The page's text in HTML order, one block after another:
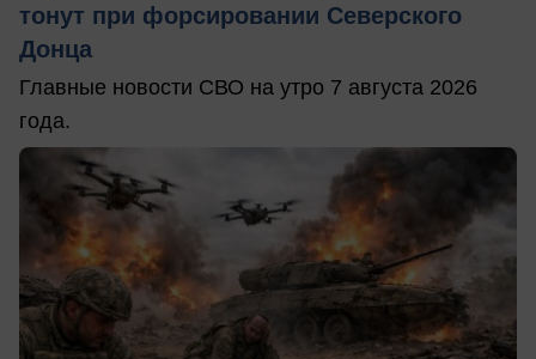
тонут при форсировании Северского
Донца
Главные новости СВО на утро 7 августа 2026
года.